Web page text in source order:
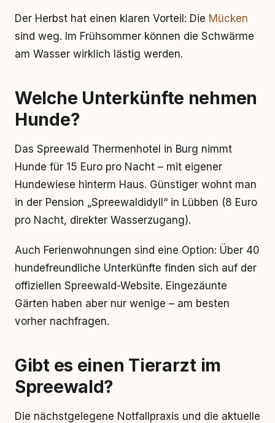
Der Herbst hat einen klaren Vorteil: Die Mücken
sind weg. Im Frühsommer können die Schwärme
am Wasser wirklich lästig werden.
Welche Unterkünfte nehmen
Hunde?
Das Spreewald Thermenhotel in Burg nimmt
Hunde für 15 Euro pro Nacht – mit eigener
Hundewiese hinterm Haus. Günstiger wohnt man
in der Pension „Spreewaldidyll“ in Lübben (8 Euro
pro Nacht, direkter Wasserzugang).
Auch Ferienwohnungen sind eine Option: Über 40
hundefreundliche Unterkünfte finden sich auf der
offiziellen Spreewald-Website. Eingezäunte
Gärten haben aber nur wenige – am besten
vorher nachfragen.
Gibt es einen Tierarzt im
Spreewald?
Die nächstgelegene Notfallpraxis und die aktuelle